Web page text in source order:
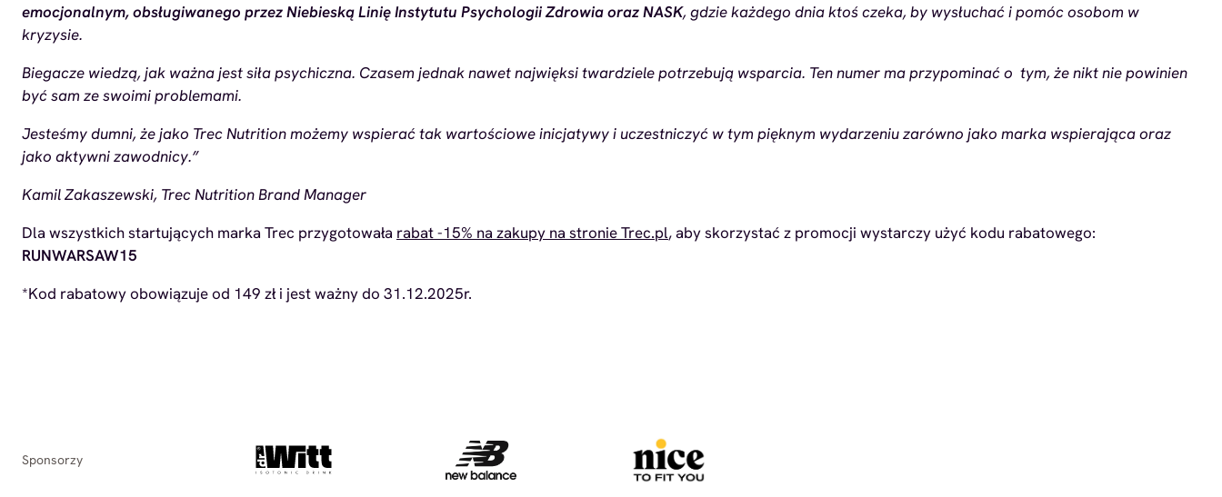
emocjonalnym, obsługiwanego przez Niebieską Linię Instytutu Psychologii Zdrowia oraz NASK, gdzie każdego dnia ktoś czeka, by wysłuchać i pomóc osobom w
kryzysie.
Biegacze wiedzą, jak ważna jest siła psychiczna. Czasem jednak nawet najwięksi twardziele potrzebują wsparcia. Ten numer ma przypominać o tym, że nikt nie powinien
być sam ze swoimi problemami.
Jesteśmy dumni, że jako Trec Nutrition możemy wspierać tak wartościowe inicjatywy i uczestniczyć w tym pięknym wydarzeniu zarówno jako marka wspierająca oraz
jako aktywni zawodnicy.”
Kamil Zakaszewski, Trec Nutrition Brand Manager
Dla wszystkich startujących marka Trec przygotowała rabat -15% na zakupy na stronie Trec.pl, aby skorzystać z promocji wystarczy użyć kodu rabatowego:
RUNWARSAW15
*Kod rabatowy obowiązuje od 149 zł i jest ważny do 31.12.2025r.
Sponsorzy